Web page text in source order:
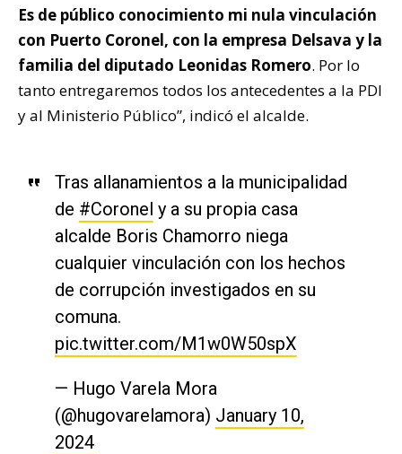
Es de público conocimiento mi nula vinculación
con Puerto Coronel, con la empresa Delsava y la
familia del diputado Leonidas Romero. Por lo
tanto entregaremos todos los antecedentes a la PDI
y al Ministerio Público”, indicó el alcalde.
Tras allanamientos a la municipalidad
de #Coronel y a su propia casa
alcalde Boris Chamorro niega
cualquier vinculación con los hechos
de corrupción investigados en su
comuna.
pic.twitter.com/M1w0W50spX
— Hugo Varela Mora
(@hugovarelamora) January 10,
2024